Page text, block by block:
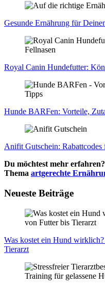
Gesun­de Ernäh­rung für
Roy­al Canin Hun­de­fut­ter:
Hun­de BAR­Fen: Vor­tei­le,
Ani­fit Gut­schein:
Du möchtest mehr
Thema artgerechte
Neueste Beiträge
Was kos­tet ein Hund
Tier­arzt